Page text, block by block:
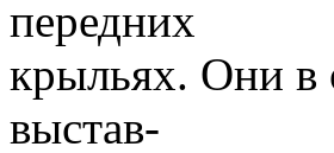
передних
крыльях. Они в
выстав-